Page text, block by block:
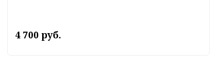
4 700 руб.